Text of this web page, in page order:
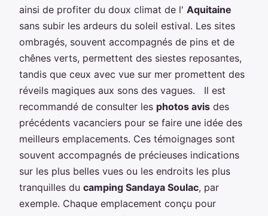
ainsi de profiter du doux climat de l' Aquitaine
sans subir les ardeurs du soleil estival. Les sites
ombragés, souvent accompagnés de pins et de
chênes verts, permettent des siestes reposantes,
tandis que ceux avec vue sur mer promettent des
réveils magiques aux sons des vagues. Il est
recommandé de consulter les photos avis des
précédents vacanciers pour se faire une idée des
meilleurs emplacements. Ces témoignages sont
souvent accompagnés de précieuses indications
sur les plus belles vues ou les endroits les plus
tranquilles du camping Sandaya Soulac, par
exemple. Chaque emplacement conçu pour